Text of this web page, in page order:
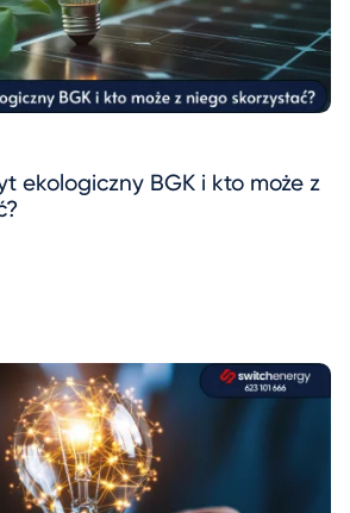
ekologiczny BGK i kto może z